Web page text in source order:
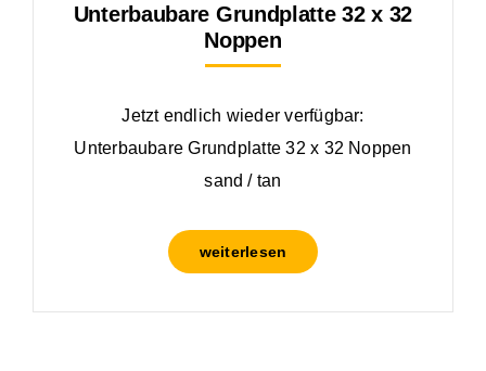
Unterbaubare Grundplatte 32 x 32
Noppen
Jetzt endlich wieder verfügbar:
Unterbaubare Grundplatte 32 x 32 Noppen
sand / tan
weiterlesen